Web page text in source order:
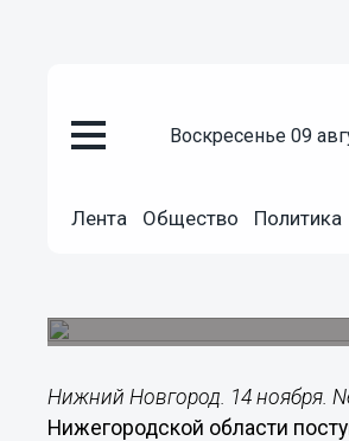
воскресенье 09
Лента Общество Политика
14.11.201920:23
Нижний Новгород. 14 ноября.
Нижегородской области